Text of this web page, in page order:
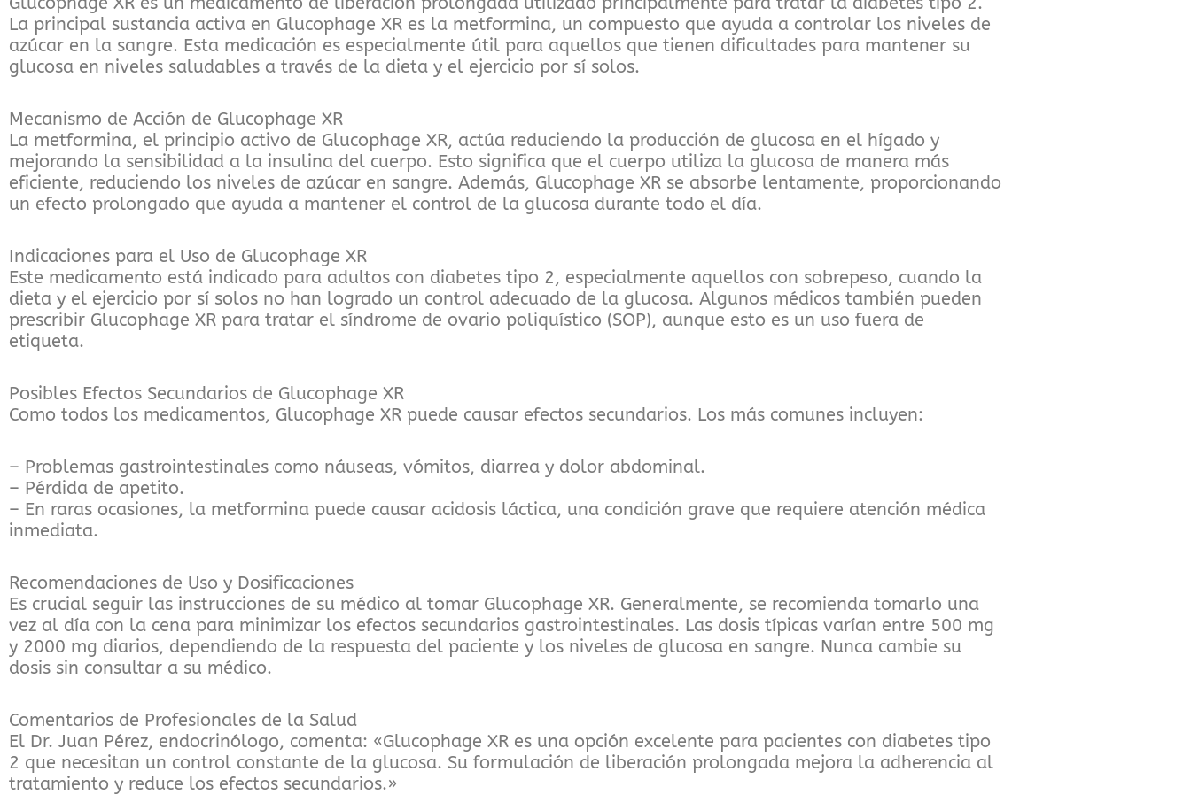
La principal sustancia activa en Glucophage XR es la metformina, un compuesto que ayuda a controlar los niveles de
azúcar en la sangre. Esta medicación es especialmente útil para aquellos que tienen dificultades para mantener su
glucosa en niveles saludables a través de la dieta y el ejercicio por sí solos.
Mecanismo de Acción de Glucophage XR
La metformina, el principio activo de Glucophage XR, actúa reduciendo la producción de glucosa en el hígado y
mejorando la sensibilidad a la insulina del cuerpo. Esto significa que el cuerpo utiliza la glucosa de manera más
eficiente, reduciendo los niveles de azúcar en sangre. Además, Glucophage XR se absorbe lentamente, proporcionando
un efecto prolongado que ayuda a mantener el control de la glucosa durante todo el día.
Indicaciones para el Uso de Glucophage XR
Este medicamento está indicado para adultos con diabetes tipo 2, especialmente aquellos con sobrepeso, cuando la
dieta y el ejercicio por sí solos no han logrado un control adecuado de la glucosa. Algunos médicos también pueden
prescribir Glucophage XR para tratar el síndrome de ovario poliquístico (SOP), aunque esto es un uso fuera de
etiqueta.
Posibles Efectos Secundarios de Glucophage XR
Como todos los medicamentos, Glucophage XR puede causar efectos secundarios. Los más comunes incluyen:
– Problemas gastrointestinales como náuseas, vómitos, diarrea y dolor abdominal.
– Pérdida de apetito.
– En raras ocasiones, la metformina puede causar acidosis láctica, una condición grave que requiere atención médica
inmediata.
Recomendaciones de Uso y Dosificaciones
Es crucial seguir las instrucciones de su médico al tomar Glucophage XR. Generalmente, se recomienda tomarlo una
vez al día con la cena para minimizar los efectos secundarios gastrointestinales. Las dosis típicas varían entre 500 mg
y 2000 mg diarios, dependiendo de la respuesta del paciente y los niveles de glucosa en sangre. Nunca cambie su
dosis sin consultar a su médico.
Comentarios de Profesionales de la Salud
El Dr. Juan Pérez, endocrinólogo, comenta: «Glucophage XR es una opción excelente para pacientes con diabetes tipo
2 que necesitan un control constante de la glucosa. Su formulación de liberación prolongada mejora la adherencia al
tratamiento y reduce los efectos secundarios.»